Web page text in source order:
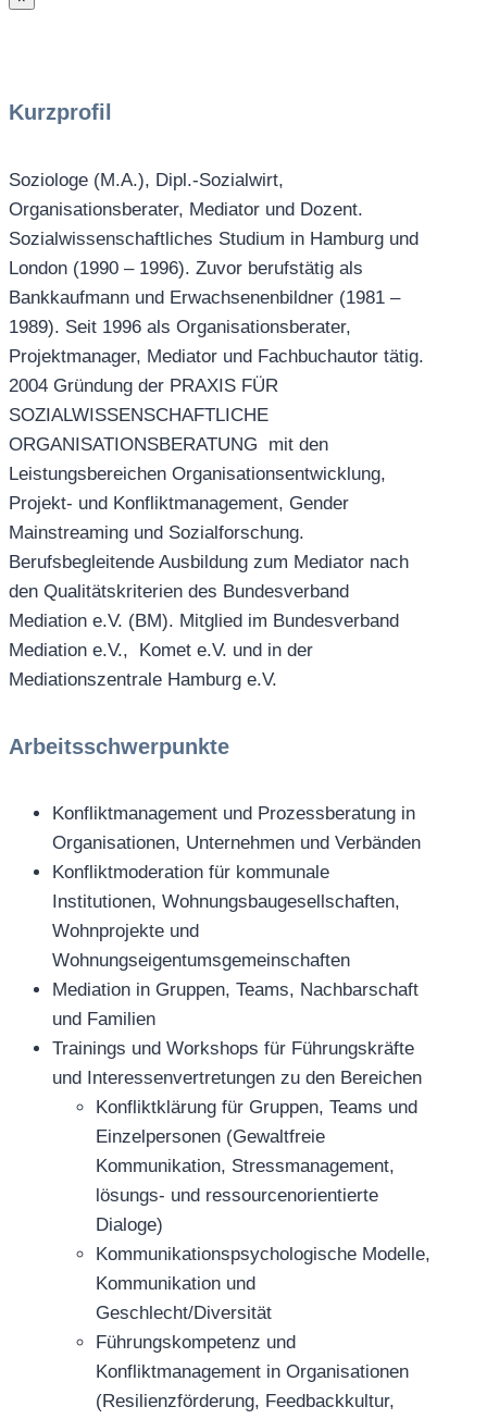
Kurzprofil
Soziologe (M.A.), Dipl.-Sozialwirt,
Organisationsberater, Mediator und Dozent.
Sozialwissenschaftliches Studium in Hamburg und
London (1990 – 1996). Zuvor berufstätig als
Bankkaufmann und Erwachsenenbildner (1981 –
1989). Seit 1996 als Organisationsberater,
Projektmanager, Mediator und Fachbuchautor tätig.
2004 Gründung der PRAXIS FÜR
SOZIALWISSENSCHAFTLICHE
ORGANISATIONSBERATUNG mit den
Leistungsbereichen Organisationsentwicklung,
Projekt- und Konfliktmanagement, Gender
Mainstreaming und Sozialforschung.
Berufsbegleitende Ausbildung zum Mediator nach
den Qualitätskriterien des Bundesverband
Mediation e.V. (BM). Mitglied im Bundesverband
Mediation e.V., Komet e.V. und in der
Mediationszentrale Hamburg e.V.
Arbeitsschwerpunkte
Konfliktmanagement und Prozessberatung in
Organisationen, Unternehmen und Verbänden
Konfliktmoderation für kommunale
Institutionen, Wohnungsbaugesellschaften,
Wohnprojekte und
Wohnungseigentumsgemeinschaften
Mediation in Gruppen, Teams, Nachbarschaft
und Familien
Trainings und Workshops für Führungskräfte
und Interessenvertretungen zu den Bereichen
Konfliktklärung für Gruppen, Teams und
Einzelpersonen (Gewaltfreie
Kommunikation, Stressmanagement,
lösungs- und ressourcenorientierte
Dialoge)
Kommunikationspsychologische Modelle,
Kommunikation und
Geschlecht/Diversität
Führungskompetenz und
Konfliktmanagement in Organisationen
(Resilienzförderung, Feedbackkultur,